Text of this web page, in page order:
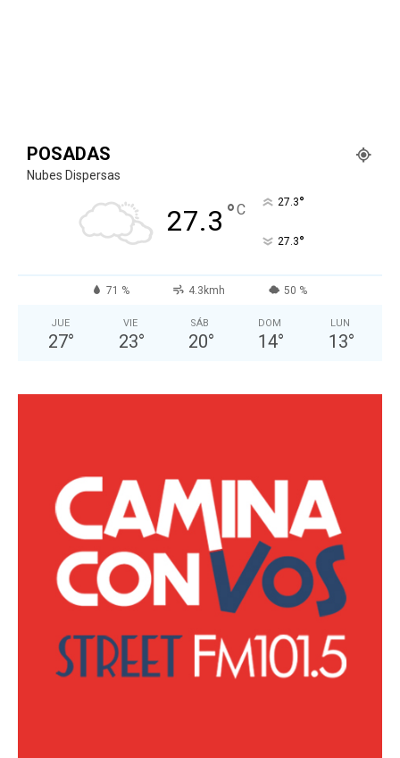
POSADAS
Nubes Dispersas
27.3 °C 27.3°
27.3°
71 % 4.3kmh 50 %
JUE
27°
VIE
23°
SÁB
20°
DOM
14°
LUN
13°